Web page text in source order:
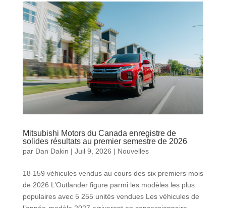
Mitsubishi Motors du Canada enregistre de
solides résultats au premier semestre de 2026
par Dan Dakin | Juil 9, 2026 | Nouvelles
18 159 véhicules vendus au cours des six premiers mois
de 2026 L’Outlander figure parmi les modèles les plus
populaires avec 5 255 unités vendues Les véhicules de